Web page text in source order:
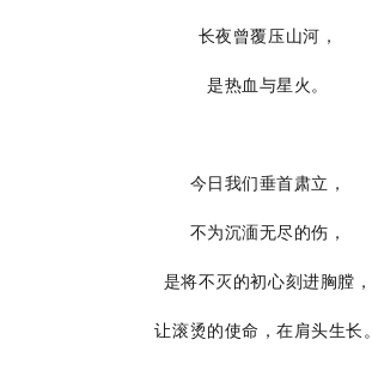
长夜曾覆压山河，
是热血与星火。
今日我们垂首肃立，
不为沉湎无尽的伤，
是将不灭的初心刻进胸膛，
让滚烫的使命，在肩头生长。